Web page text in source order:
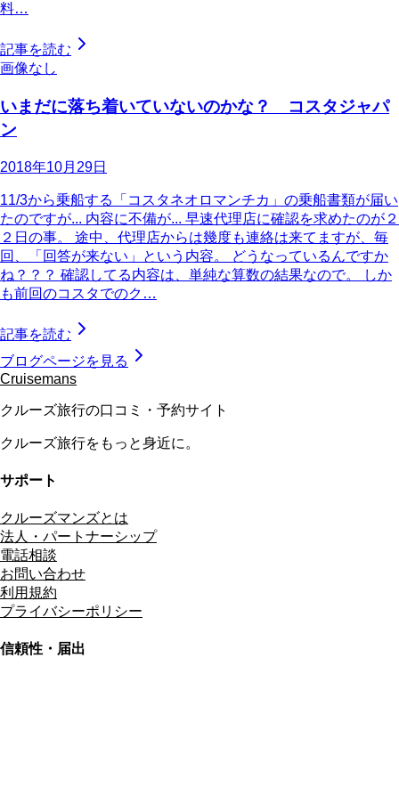
料…
記事を読む
画像なし
いまだに落ち着いていないのかな？ コスタジャパ
ン
2018年10月29日
11/3から乗船する「コスタネオロマンチカ」の乗船書類が届い
たのですが... 内容に不備が... 早速代理店に確認を求めたのが２
２日の事。 途中、代理店からは幾度も連絡は来てますが、毎
回、「回答が来ない」という内容。 どうなっているんですか
ね？？？ 確認してる内容は、単純な算数の結果なので。 しか
も前回のコスタでのク…
記事を読む
ブログページを見る
Cruisemans
クルーズ旅行の口コミ・予約サイト
クルーズ旅行をもっと身近に。
サポート
クルーズマンズとは
法人・パートナーシップ
電話相談
お問い合わせ
利用規約
プライバシーポリシー
信頼性・届出